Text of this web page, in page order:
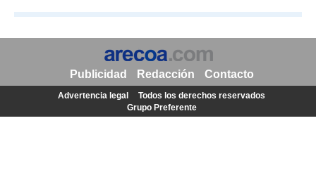
Publicidad Redacción Contacto
Advertencia legal
Todos los derechos reservados
Grupo Preferente